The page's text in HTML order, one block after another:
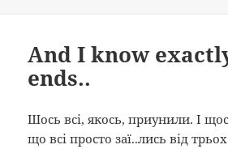
And I know
ends..
Шось всі, якось, приунили. І
що всі просто заї..лись від трьох